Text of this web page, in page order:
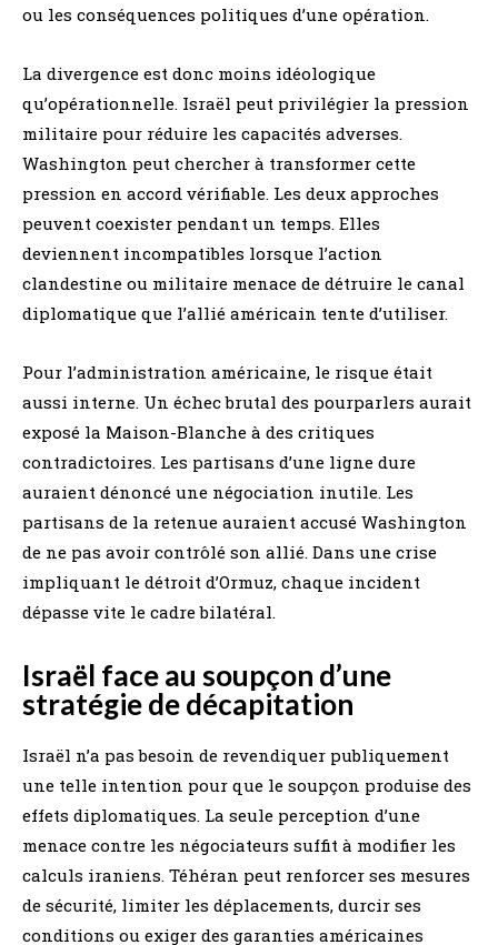
ou les conséquences politiques d’une opération.
La divergence est donc moins idéologique
qu’opérationnelle. Israël peut privilégier la pression
militaire pour réduire les capacités adverses.
Washington peut chercher à transformer cette
pression en accord vérifiable. Les deux approches
peuvent coexister pendant un temps. Elles
deviennent incompatibles lorsque l’action
clandestine ou militaire menace de détruire le canal
diplomatique que l’allié américain tente d’utiliser.
Pour l’administration américaine, le risque était
aussi interne. Un échec brutal des pourparlers aurait
exposé la Maison-Blanche à des critiques
contradictoires. Les partisans d’une ligne dure
auraient dénoncé une négociation inutile. Les
partisans de la retenue auraient accusé Washington
de ne pas avoir contrôlé son allié. Dans une crise
impliquant le détroit d’Ormuz, chaque incident
dépasse vite le cadre bilatéral.
Israël face au soupçon d’une
stratégie de décapitation
Israël n’a pas besoin de revendiquer publiquement
une telle intention pour que le soupçon produise des
effets diplomatiques. La seule perception d’une
menace contre les négociateurs suffit à modifier les
calculs iraniens. Téhéran peut renforcer ses mesures
de sécurité, limiter les déplacements, durcir ses
conditions ou exiger des garanties américaines